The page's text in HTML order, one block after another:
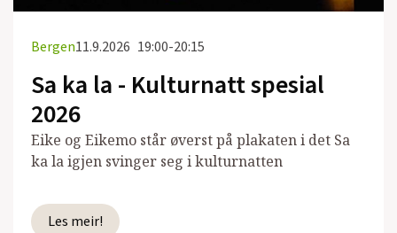
Bergen11.9.2026 19:00-20:15
Sa ka la - Kulturnatt spesial
2026
Eike og Eikemo står øverst på plakaten i det Sa
ka la igjen svinger seg i kulturnatten
Les meir!